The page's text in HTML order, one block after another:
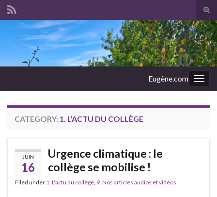
Search for:
Eugène.com
CATEGORY: 1. L’ACTU DU COLLÈGE
JUIN
16
Urgence climatique : le
collège se mobilise !
Filed under 1. L'actu du collège 9. Nos articles audios et vidéos